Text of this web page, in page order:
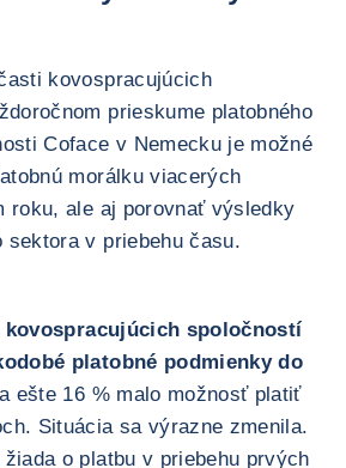
kovospracujúcich
prieskume platobného
Coface v Nemecku je možné
morálku viacerých
roku, ale aj porovnať výsledky
sektora v priebehu času.
kovospracujúcich spoločností
platobné podmienky do
ešte 16 % malo možnosť platiť
Situácia sa výrazne zmenila.
o platbu v priebehu prvých